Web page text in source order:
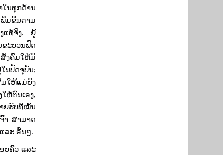
ນທຸກດ້ານ
ມຂຶ້ນຕາມ
ແທ້ຈິງ. ຍູ້
ຂະ​ບວນຟົດ
ສັງຄົມໃຫ້ມີ
ນປັດຈຸບັນ;
ມໃຫ້ແມ່ຍິງ
ໃຫ້ຕົນເອງ,
ຍຮັບທີ່ໝັ້ນ
າ ສາມາດ
ລະ ອື່ນໆ.
ບຄົວ ແລະ